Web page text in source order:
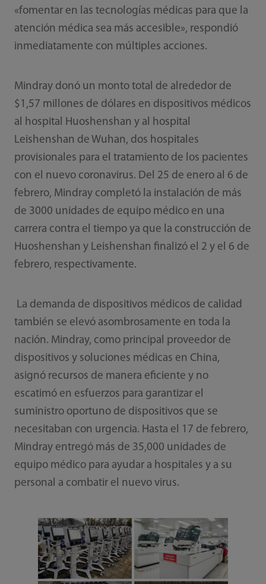
«fomentar en las tecnologías médicas para que la
atención médica sea más accesible», respondió
inmediatamente con múltiples acciones.
Mindray donó un monto total de alrededor de
$1,57 millones de dólares en dispositivos médicos
al hospital Huoshenshan y al hospital
Leishenshan de Wuhan, dos hospitales
provisionales para el tratamiento de los pacientes
con el nuevo coronavirus. Del 25 de enero al 6 de
febrero, Mindray completó la instalación de más
de 3000 unidades de equipo médico en una
carrera contra el tiempo ya que la construcción de
Huoshenshan y Leishenshan finalizó el 2 y el 6 de
febrero, respectivamente.
La demanda de dispositivos médicos de calidad
también se elevó asombrosamente en toda la
nación. Mindray, como principal proveedor de
dispositivos y soluciones médicas en China,
asignó recursos de manera eficiente y no
escatimó en esfuerzos para garantizar el
suministro oportuno de dispositivos que se
necesitaban con urgencia. Hasta el 17 de febrero,
Mindray entregó más de 35,000 unidades de
equipo médico para ayudar a hospitales y a su
personal a combatir el nuevo virus.